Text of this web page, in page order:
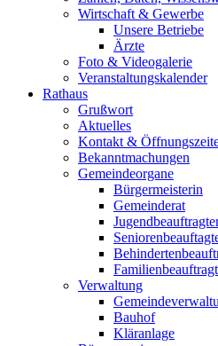
Wirtschaft & Gewerbe
Unsere Betriebe
Ärzte
Foto & Videogalerie
Veranstaltungskalender
Rathaus
Grußwort
Aktuelles
Kontakt &
Bekanntmachungen
Gemeindeorgane
Bürgermeisterin
Gemeinderat
Verwaltung
Bauhof
Kläranlage